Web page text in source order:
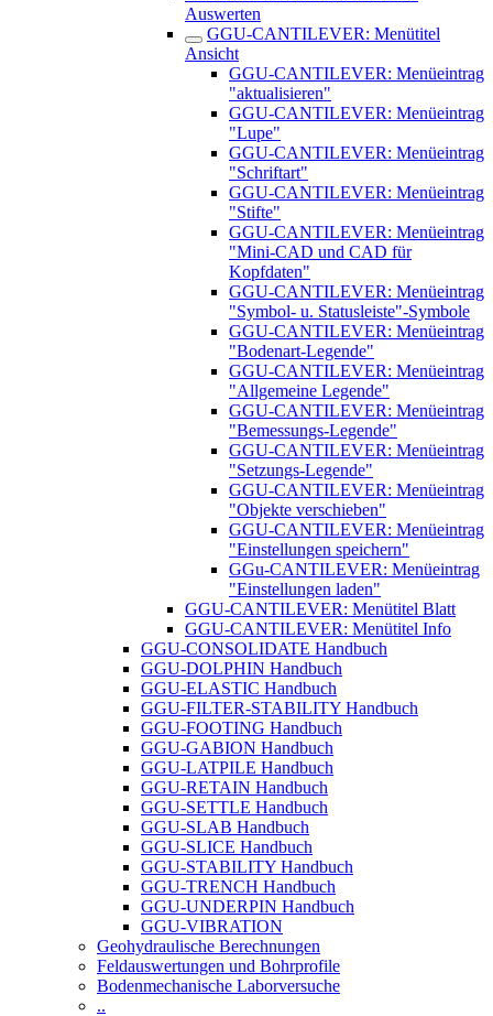
Auswerten
GGU-CANTILEVER: Menütitel
Ansicht
GGU-CANTILEVER: Menüeintrag
"aktualisieren"
GGU-CANTILEVER: Menüeintrag
"Lupe"
GGU-CANTILEVER: Menüeintrag
"Schriftart"
GGU-CANTILEVER: Menüeintrag
"Stifte"
GGU-CANTILEVER: Menüeintrag
"Mini-CAD und CAD für
Kopfdaten"
GGU-CANTILEVER: Menüeintrag
"Symbol- u. Statusleiste"-Symbole
GGU-CANTILEVER: Menüeintrag
"Bodenart-Legende"
GGU-CANTILEVER: Menüeintrag
"Allgemeine Legende"
GGU-CANTILEVER: Menüeintrag
"Bemessungs-Legende"
GGU-CANTILEVER: Menüeintrag
"Setzungs-Legende"
GGU-CANTILEVER: Menüeintrag
"Objekte verschieben"
GGU-CANTILEVER: Menüeintrag
"Einstellungen speichern"
GGu-CANTILEVER: Menüeintrag
"Einstellungen laden"
GGU-CANTILEVER: Menütitel Blatt
GGU-CANTILEVER: Menütitel Info
GGU-CONSOLIDATE Handbuch
GGU-DOLPHIN Handbuch
GGU-ELASTIC Handbuch
GGU-FILTER-STABILITY Handbuch
GGU-FOOTING Handbuch
GGU-GABION Handbuch
GGU-LATPILE Handbuch
GGU-RETAIN Handbuch
GGU-SETTLE Handbuch
GGU-SLAB Handbuch
GGU-SLICE Handbuch
GGU-STABILITY Handbuch
GGU-TRENCH Handbuch
GGU-UNDERPIN Handbuch
GGU-VIBRATION
Geohydraulische Berechnungen
Feldauswertungen und Bohrprofile
Bodenmechanische Laborversuche
..